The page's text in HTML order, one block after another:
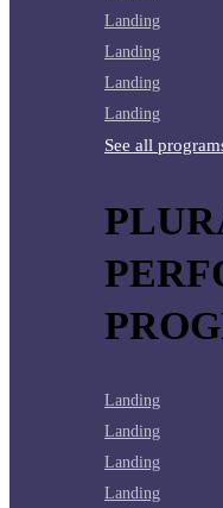
Landing
Landing
Landing
Landing
See all
Landing
Landing
Landing
Landing